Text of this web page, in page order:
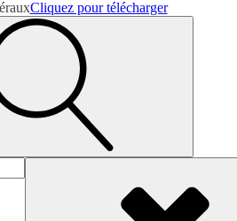
Cliquez pour télécharger